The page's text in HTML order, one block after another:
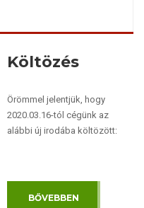
Költözés
Örömmel jelentjük, hogy
2020.03.16-tól cégünk az
alábbi új irodába költözött:
BŐVEBBEN